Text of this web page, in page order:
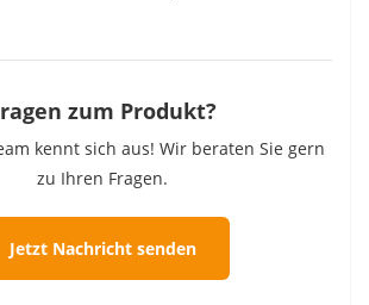
zum Produkt?
kennt sich aus! Wir beraten Sie gern
zu Ihren Fragen.
Jetzt Nachricht senden